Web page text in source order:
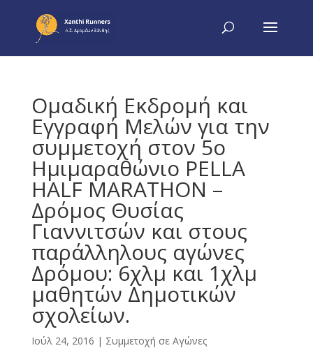
Ομαδική Εκδρομή και
Εγγραφή Μελών για την
συμμετοχή στον 5ο
Ημιμαραθώνιο PELLA
HALF MARATHON –
Δρόμος Θυσίας
Γιαννιτσών και στους
παράλληλους αγώνες
Δρόμου: 6χλμ και 1χλμ
μαθητών Δημοτικών
σχολείων.
Ιούλ 24, 2016 | Συμμετοχή σε Αγώνες